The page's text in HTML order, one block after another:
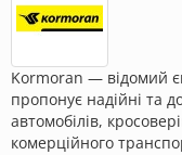
Kormoran — відомий
пропонує надійні та
автомобілів,
комерційного